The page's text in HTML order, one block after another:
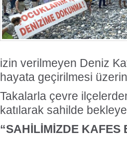
izin verilmeyen Deniz
hayata geçirilmesi
Takalarla çevre
katılarak sahilde
“SAHİLİMİZDE KAFES